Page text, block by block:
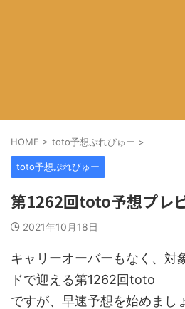
HOME > toto予想ぷれびゅー >
toto予想ぷれびゅー
第1262回toto予想プレ
2021年10月18日
キャリーオーバーもなく、対
ドで迎える第1262回toto
ですが、早速予想を始めまし